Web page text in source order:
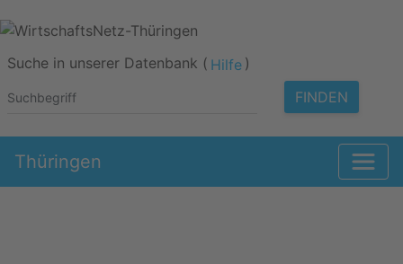
Suche in unserer Datenbank ( Hilfe )
FINDEN
Thüringen